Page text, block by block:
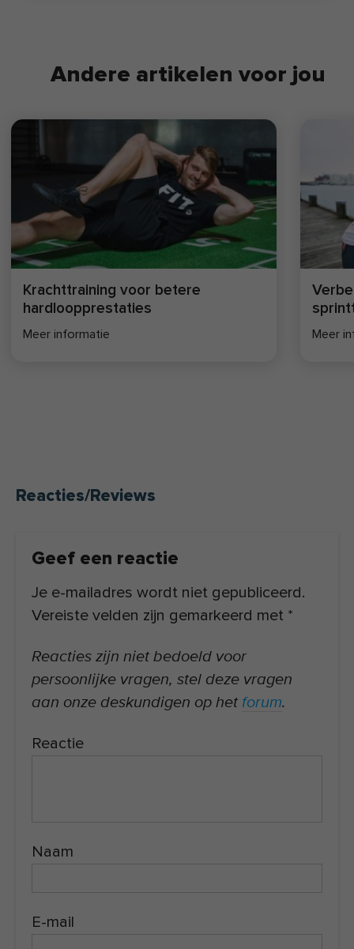
Andere artikelen voor jou
Krachttraining voor betere
hardloopprestaties
Meer informatie Meer
Reacties/Reviews
Geef een reactie
Je e-mailadres wordt niet gepubliceerd.
Vereiste velden zijn gemarkeerd met *
Reacties zijn niet bedoeld voor
persoonlijke vragen, stel deze vragen
aan onze deskundigen op het forum.
Reactie
Naam
E-mail